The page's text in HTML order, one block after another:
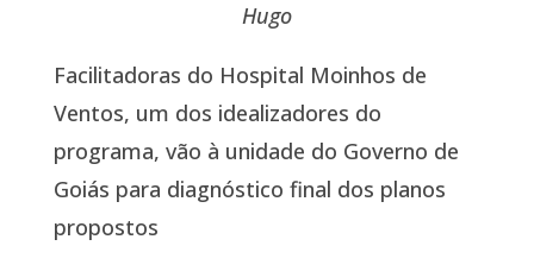
Hugo
Facilitadoras do Hospital Moinhos de
Ventos, um dos idealizadores do
programa, vão à unidade do Governo de
Goiás para diagnóstico final dos planos
propostos